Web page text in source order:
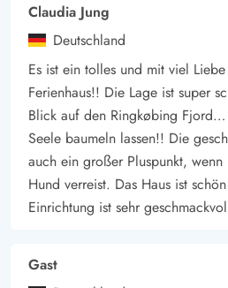
Claudia Jung
Deutschland
Es ist ein tolles und mit viel
Ferienhaus!! Die Lage ist super
Blick auf den Ringkøbing
Seele baumeln lassen!! Die
auch ein großer Pluspunkt,
Hund verreist. Das Haus ist
Einrichtung ist sehr
Gast